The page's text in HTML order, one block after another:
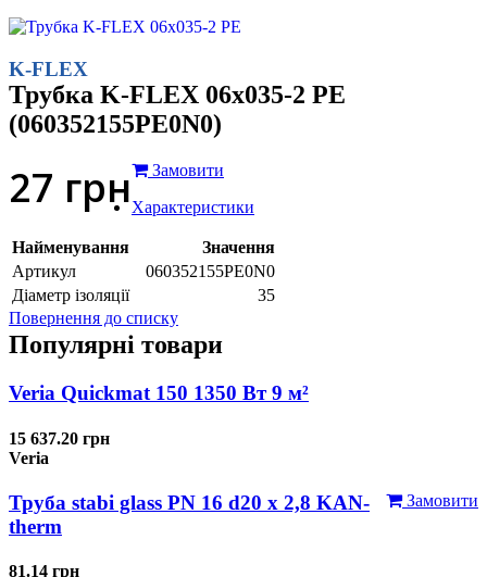
K-FLEX
Трубка K-FLEX 06x035-2 РЕ
(060352155PE0N0)
27 грн
Замовити
Характеристики
Найменування
Значення
Артикул
060352155PE0N0
Діаметр ізоляції
35
Повернення до списку
Популярні товари
Veria Quickmat 150 1350 Вт 9 м²
15 637.20 грн
Veria
Замовити
Труба stabi glass PN 16 d20 х 2,8 KAN-
therm
81.14 грн